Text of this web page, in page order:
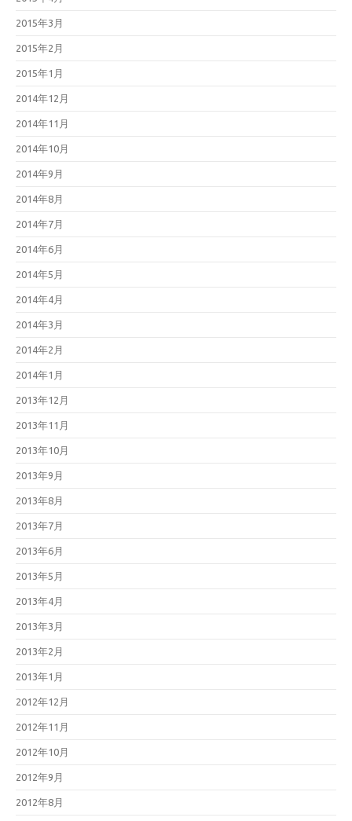
2015年3月
2015年2月
2015年1月
2014年12月
2014年11月
2014年10月
2014年9月
2014年8月
2014年7月
2014年6月
2014年5月
2014年4月
2014年3月
2014年2月
2014年1月
2013年12月
2013年11月
2013年10月
2013年9月
2013年8月
2013年7月
2013年6月
2013年5月
2013年4月
2013年3月
2013年2月
2013年1月
2012年12月
2012年11月
2012年10月
2012年9月
2012年8月